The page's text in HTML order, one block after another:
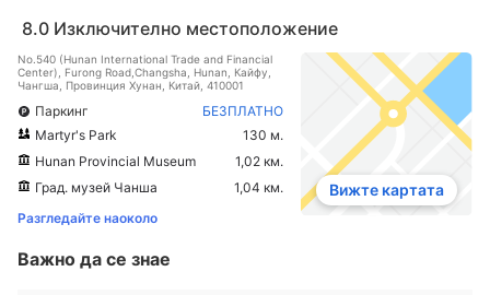
8.0 Изключително местоположение
No.540 (Hunan International Trade and Financial
Center), Furong Road,Changsha, Hunan, Кайфу,
Чангша, Провинция Хунан, Китай, 410001
Паркинг
БЕЗПЛАТНО
Martyr's Park
130 м.
Hunan Provincial Museum
1,02 км.
Град. музей Чанша
1,04 км.
Разгледайте наоколо
Вижте картата
Важно да се знае